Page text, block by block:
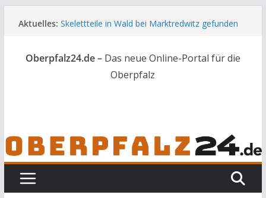
Inhalt
Aktuelles: Skelettteile in Wald bei Marktredwitz gefunden
Weiterbildungsabsolventen
[UPDATE] Drei Tote bei Unfall auf der A3
44 Nachwuchskräfte starten in die Zukunft der
Oberpfalz24.de – Das neue Online-Portal für die
Oberpfalz